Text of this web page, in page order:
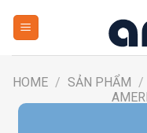
HOME / SẢN PHẨM /